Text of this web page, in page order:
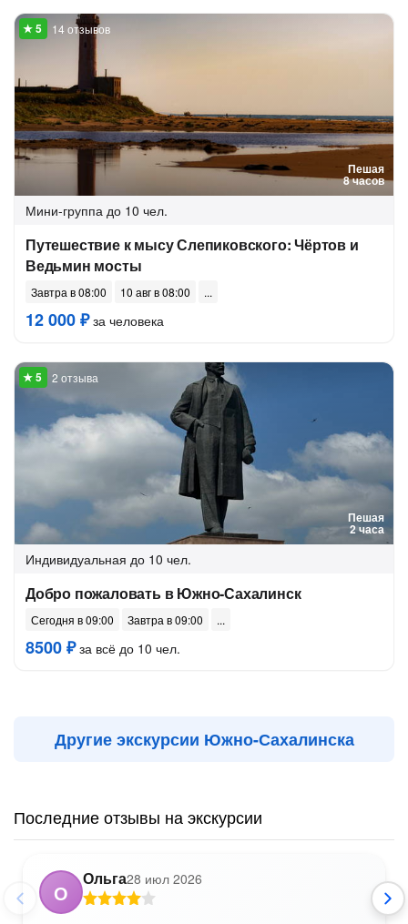
Пешая
8 часов
14 отзывов
Мини-группа до 10 чел.
Путешествие к мысу Слепиковского: Чёртов и
Ведьмин мосты
Завтра в 08:00 10 авг в 08:00
12 000 ₽за человека
Пешая
2 часа
2 отзыва
Индивидуальная до 10 чел.
Добро пожаловать в Южно-Сахалинск
Сегодня в 09:00 Завтра в 09:00
8500 ₽за всё до 10 чел.
Другие экскурсии Южно-Сахалинска
Последние отзывы на экскурсии
О
Ольга28 июл 2026